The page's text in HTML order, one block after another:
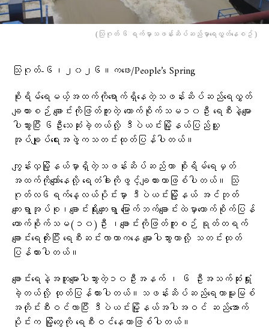
(သြဂုတ် ၆ ရက်မှာသဖန်းဆိပ်ဆည်မှာ​ရေလွှတ်​နေစဥ် )
သြဂုတ်-၆၊၂၀၂၆။ကဖေး/People’s Spring
စိုးရိမ်ရေမယ့်အထက်ကိုရောက်ရှိနေတဲ့သဖန်းဆိပ်ဆည်ရေလွှတ်
ချထားစဉ် ချောင်းကိုဖြတ်ကူးတဲ့ ကောက်စိုက်သမ၁၀ဦး ရေစီးနဲ့မျော
ပါသွားပြီး ၆ဦးသေဆုံးခဲ့တယ်လို့ ဒီပဲယင်းမြို့နယ်ပြည်သူ့
အုပ်ချုပ်ရေးအဖွဲ့ကသတင်းထုတ်ပြန်ပါတယ်။
ကျွန်းလှမြို့နယ်မှာရှိတဲ့သဖန်းဆိပ်ဆည်ဟာ စိုးရိမ်ရေမှတ်
အထက်ကိုကျော်နေလို့ ရေတံခါးကိုဖွင့်ချထားတာဖြစ်ပါတယ်။ သြ
ဂုတ်လ၆ရက်နေ့လယ်ပိုင်းမှာ ဒီပဲယင်းမြို့နယ် အင်ဘုတ်
ကျေးရွာအုပ်စု၊ချောင်းရိုးကျေးရွာ မြောက်ဘက်ချောင်းထဲမှာကောက်စိုက်ပြန်
ကောက်စိုက်သမ(၁၀)ဦး ၊ချောင်းကိုဖြတ်ကူးစဉ် ရုတ်တရက်
ချောင်းရေတိုးပြီး ရေစီးဆင်းလာတာကနေ မျောပါသွားတာလို့ သတင်းထုတ်
ပြန်ထားပါတယ်။
ချောင်းရေနဲ့အတူမျောပါသွားတဲ့၁၀ဦးအနက် ၊ ၆ ဦးအသက်ဆုံးရှုံး
ခဲ့တယ်လို့ ထုတ်ပြန်ထားပါတယ်။သဖန်းဆိပ်ဆည်ရေဟာမူးမြစ်
အတိုင်းစီးဝင်လာပြီး ဒီပဲယင်းမြို့နယ်အပါအဝင် ဆည်အောက်
ပိုင်းက မြို့တွေကို ရေစီးဝင်နေတာဖြစ်ပါတယ်။